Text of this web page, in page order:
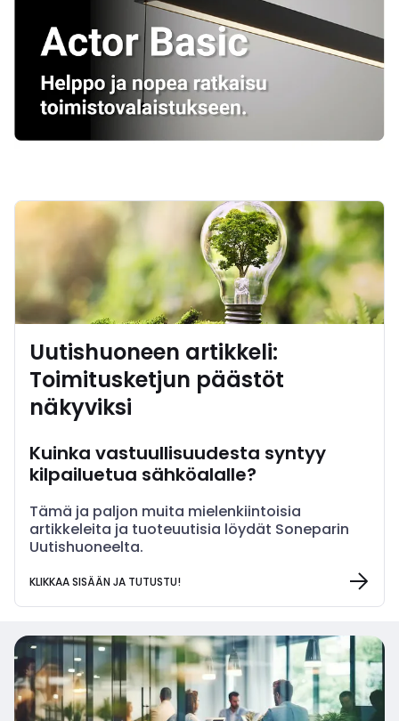
Uutishuoneen artikkeli:
Toimitusketjun päästöt
näkyviksi
Kuinka vastuullisuudesta syntyy
kilpailuetua sähköalalle?
Tämä ja paljon muita mielenkiintoisia
artikkeleita ja tuoteuutisia löydät Soneparin
Uutishuoneelta.
KLIKKAA SISÄÄN JA TUTUSTU!